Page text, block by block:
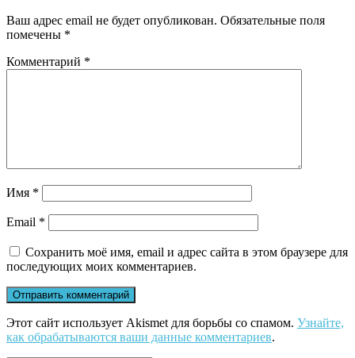
Ваш адрес email не будет опубликован. Обязательные поля
помечены *
Комментарий *
Имя *
Email *
Сохранить моё имя, email и адрес сайта в этом браузере для
последующих моих комментариев.
Этот сайт использует Akismet для борьбы со спамом. Узнайте,
как обрабатываются ваши данные комментариев.